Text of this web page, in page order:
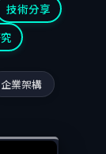
技術分享
企業架構